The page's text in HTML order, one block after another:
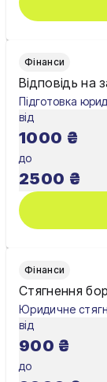
Шостка
Житомир
Фінанси
Відповідь на
Підготовка
від
1000 ₴
до
2500 ₴
Фінанси
Стягнення
Юридичне
від
900 ₴
до